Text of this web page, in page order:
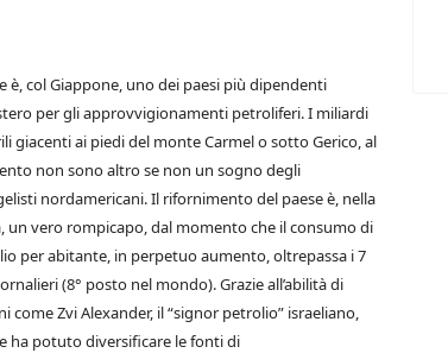
è, col Giappone, uno dei paesi più dipendenti
per gli approvvigionamenti petroliferi. I miliardi
giacenti ai piedi del monte Carmel o sotto Gerico, al
non sono altro se non un sogno degli
nordamericani. Il rifornimento del paese è, nella
un vero rompicapo, dal momento che il consumo di
per abitante, in perpetuo aumento, oltrepassa i 7
(8° posto nel mondo). Grazie all’abilità di
come Zvi Alexander, il “signor petrolio” israeliano,
ha potuto diversificare le fonti di